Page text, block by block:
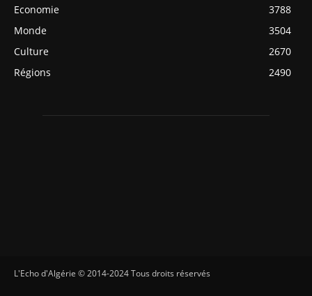
Economie
3788
Monde
3504
Culture
2670
Régions
2490
L'Echo d'Algérie © 2014-2024 Tous droits réservés